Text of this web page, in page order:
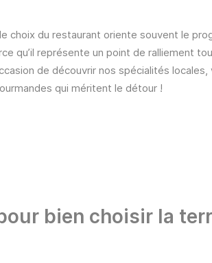
choix du restaurant oriente souvent le
qu’il représente un point de ralliement
de découvrir nos spécialités
qui méritent le détour !
bien choisir la